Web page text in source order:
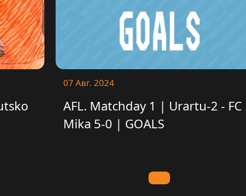
07 Авг. 2024
AFL. Matchday 1 | Urartu-2 - FC
Mika 5-0 | GOALS